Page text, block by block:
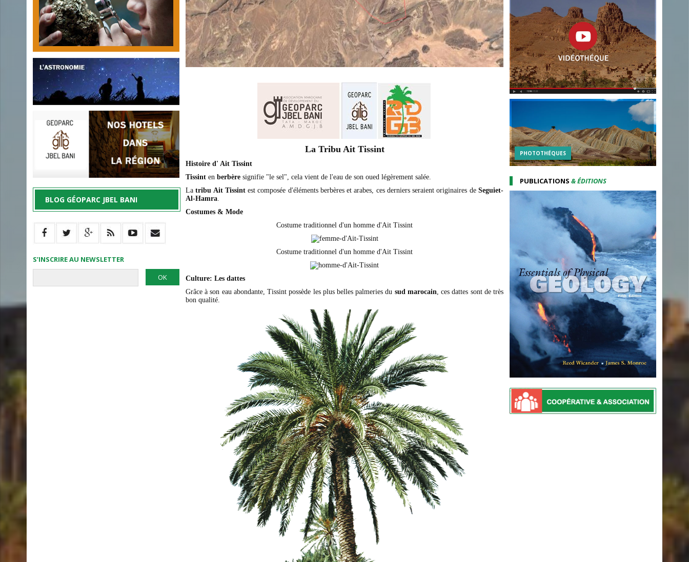
La Tribu Ait Tissint
Histoire d' Ait Tissint
Tissint en berbère signifie "le sel", cela vient de l'eau de son oued légèrement salée.
Latribu Ait Tissintest composée d'éléments berbères et arabes, ces derniers seraient originaires deSeguiet-
Al-Hamra
Costumes & Mode
Costume traditionnel d'un homme d'Ait Tissint
Costume traditionnel d'un homme d'Ait Tissint
Culture: Les dattes
Grâce à son eau abondante, Tissint possède les plus belles palmeries du sud marocain , ces dattes sont de très
bon qualité.
BLOG GÉOPARC JBEL BANI
S’INSCRIRE AU NEWSLETTER
PHOTOTHÉQUES
PUBLICATIONS& ÉDITIONS